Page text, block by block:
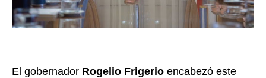
El gobernador Rogelio Frigerio encabezó este